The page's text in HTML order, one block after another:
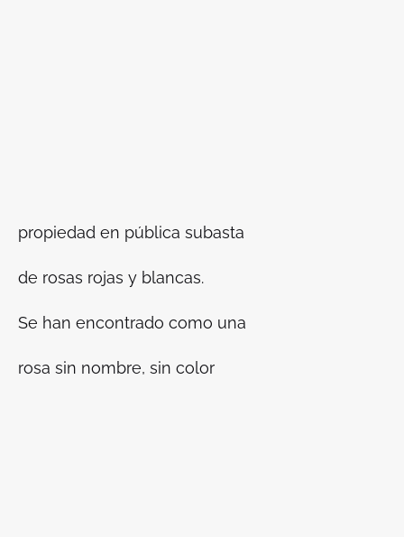
propiedad en pública subasta
de rosas rojas y blancas.
Se han encontrado como una
rosa sin nombre, sin color